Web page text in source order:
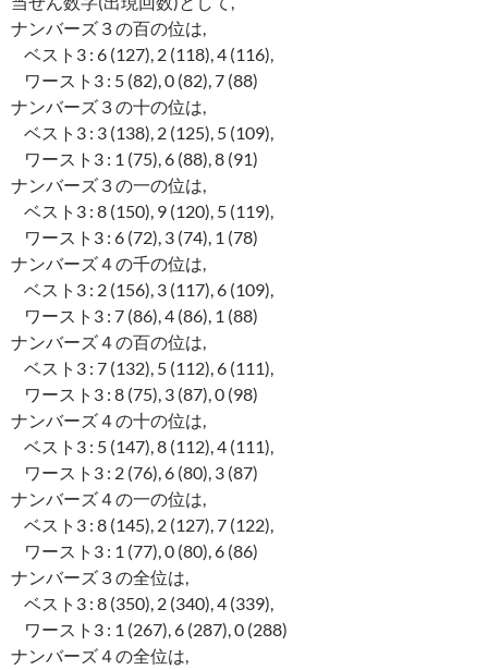
ナンバーズ３の百の位は,
ベスト3 : 6 (127), 2 (118), 4 (116),
ワースト3 : 5 (82), 0 (82), 7 (88)
ナンバーズ３の十の位は,
ベスト3 : 3 (138), 2 (125), 5 (109),
ワースト3 : 1 (75), 6 (88), 8 (91)
ナンバーズ３の一の位は,
ベスト3 : 8 (150), 9 (120), 5 (119),
ワースト3 : 6 (72), 3 (74), 1 (78)
ナンバーズ４の千の位は,
ベスト3 : 2 (156), 3 (117), 6 (109),
ワースト3 : 7 (86), 4 (86), 1 (88)
ナンバーズ４の百の位は,
ベスト3 : 7 (132), 5 (112), 6 (111),
ワースト3 : 8 (75), 3 (87), 0 (98)
ナンバーズ４の十の位は,
ベスト3 : 5 (147), 8 (112), 4 (111),
ワースト3 : 2 (76), 6 (80), 3 (87)
ナンバーズ４の一の位は,
ベスト3 : 8 (145), 2 (127), 7 (122),
ワースト3 : 1 (77), 0 (80), 6 (86)
ナンバーズ３の全位は,
ベスト3 : 8 (350), 2 (340), 4 (339),
ワースト3 : 1 (267), 6 (287), 0 (288)
ナンバーズ４の全位は,